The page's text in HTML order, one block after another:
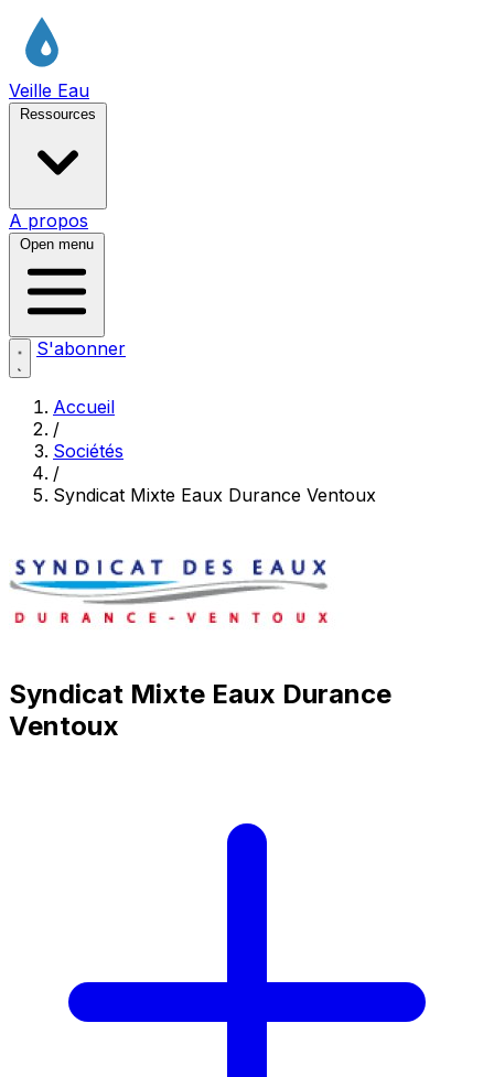
Veille Eau
Ressources
A propos
Open menu
S'abonner
Accueil
/
Sociétés
/
Syndicat Mixte Eaux Durance Ventoux
Syndicat Mixte Eaux Durance
Ventoux